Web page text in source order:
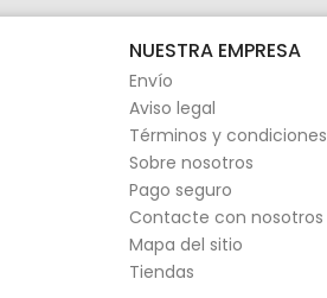
NUESTRA EMPRESA
Envío
Aviso legal
Términos y condiciones
Sobre nosotros
Pago seguro
Contacte con nosotros
Mapa del sitio
Tiendas